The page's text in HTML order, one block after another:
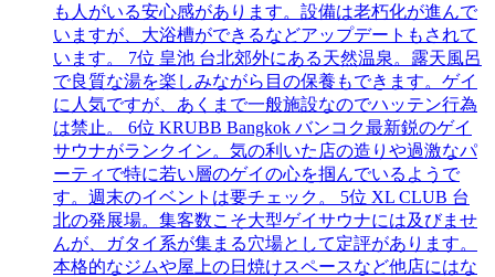
も人がいる安心感があります。設備は老朽化が進んで
いますが、大浴槽ができるなどアップデートもされて
います。 7位 皇池 台北郊外にある天然温泉。露天風呂
で良質な湯を楽しみながら目の保養もできます。ゲイ
に人気ですが、あくまで一般施設なのでハッテン行為
は禁止。 6位 KRUBB Bangkok バンコク最新鋭のゲイ
サウナがランクイン。気の利いた店の造りや過激なパ
ーティで特に若い層のゲイの心を掴んでいるようで
す。週末のイベントは要チェック。 5位 XL CLUB 台
北の発展場。集客数こそ大型ゲイサウナには及びませ
んが、ガタイ系が集まる穴場として定評があります。
本格的なジムや屋上の日焼けスペースなど他店にはな